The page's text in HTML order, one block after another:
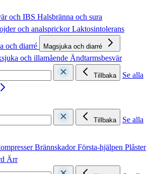
och IBS Halsbränna och sura
och analsprickorLaktosintolerans
och diarré Magsjuka och diarré
och illamående Ändtarmsbesvär
Tillbaka
Se alla
Tillbaka
Se alla
BrännskadorFörsta-hjälpen Plåster
Ärr